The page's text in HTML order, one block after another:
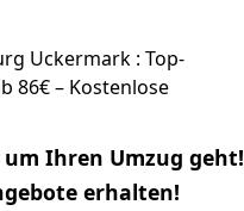
Uckermark : Top-
86€ – Kostenlose
Ihren Umzug geht!
erhalten!